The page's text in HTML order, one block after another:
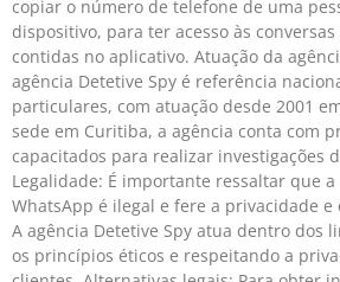
copiar o número de telefone de uma
dispositivo, para ter acesso às
contidas no aplicativo. Atuação da
agência Detetive Spy é referência
particulares, com atuação desde 2001
sede em Curitiba, a agência conta com
capacitados para realizar investigações
Legalidade: É importante ressaltar que
WhatsApp é ilegal e fere a privacidade
A agência Detetive Spy atua dentro dos
os princípios éticos e respeitando a